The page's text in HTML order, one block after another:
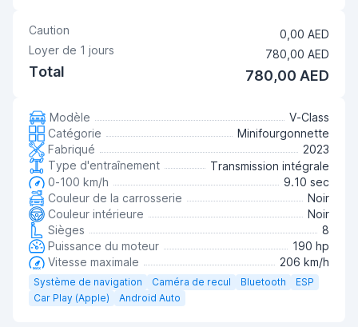
Caution
0,00 AED
Loyer de 1 jours 780,00 AED
Total 780,00 AED
Modèle
V-Class
Catégorie
Minifourgonnette
Fabriqué
2023
Type d'entraînement
Transmission intégrale
0-100 km/h
9.10 sec
Couleur de la carrosserie
Noir
Couleur intérieure
Noir
Sièges
8
Puissance du moteur
190 hp
Vitesse maximale
206 km/h
Système de navigation Caméra de recul Bluetooth
ESP
Car Play (Apple)
Android Auto